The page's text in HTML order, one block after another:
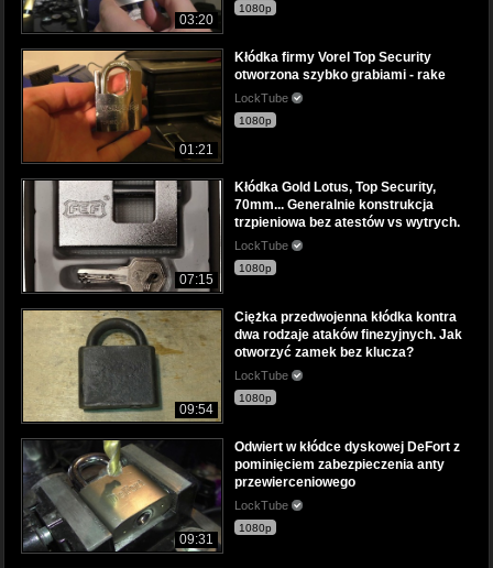
03:20
1080p
01:21
Kłódka firmy Vorel Top Security
otworzona szybko grabiami - rake
LockTube
1080p
07:15
Kłódka Gold Lotus, Top Security,
70mm... Generalnie konstrukcja
trzpieniowa bez atestów vs wytrych.
LockTube
1080p
09:54
Ciężka przedwojenna kłódka kontra
dwa rodzaje ataków finezyjnych. Jak
otworzyć zamek bez klucza?
LockTube
1080p
09:31
Odwiert w kłódce dyskowej DeFort z
pominięciem zabezpieczenia anty
przewierceniowego
LockTube
1080p